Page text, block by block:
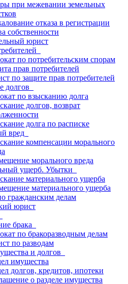
при межевании земельных
отказа в регистрации
собственности
юрист
по потребительским спорам
прав потребителей
по защите прав потребителей
долгов
по взысканию долга
долгов, возврат
долга по расписке
вред
компенсации морального
морального вреда
ущерб. Убытки
материального ущерба
материального ущерба
гражданским делам
юрист
брака
по бракоразводным делам
по разводам
и долгов
имущества
долгов, кредитов, ипотеки
о разделе имущества